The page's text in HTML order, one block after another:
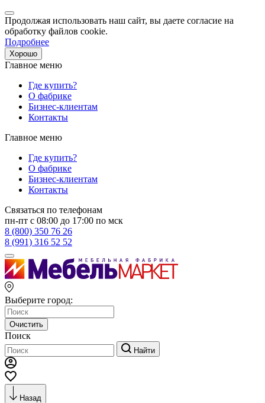
Продолжая использовать наш сайт, вы даете согласие на
обработку файлов cookie.
Подробнее
Хорошо
Главное меню
Где купить?
О фабрике
Бизнес-клиентам
Контакты
Главное меню
Где купить?
О фабрике
Бизнес-клиентам
Контакты
Связаться по телефонам
пн-пт с 08:00 до 17:00 по мск
8 (800) 350 76 26
8 (991) 316 52 52
Выберите город:
Очистить
Поиск
Найти
Назад